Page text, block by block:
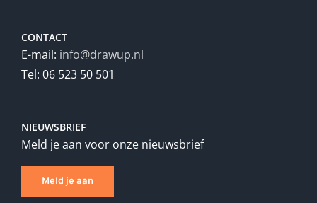
CONTACT
E-mail: info@drawup.nl
Tel: 06 523 50 501
NIEUWSBRIEF
Meld je aan voor onze nieuwsbrief
Meld je aan